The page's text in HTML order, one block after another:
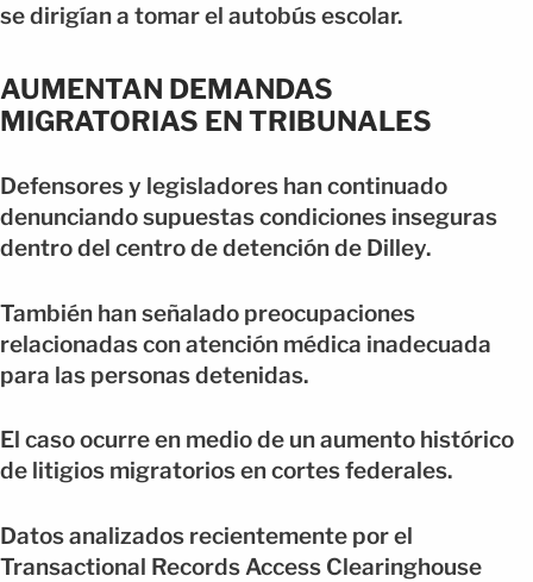
se dirigían a tomar el autobús escolar.
AUMENTAN DEMANDAS
MIGRATORIAS EN TRIBUNALES
Defensores y legisladores han continuado
denunciando supuestas condiciones inseguras
dentro del centro de detención de Dilley.
También han señalado preocupaciones
relacionadas con atención médica inadecuada
para las personas detenidas.
El caso ocurre en medio de un aumento histórico
de litigios migratorios en cortes federales.
Datos analizados recientemente por el
Transactional Records Access Clearinghouse